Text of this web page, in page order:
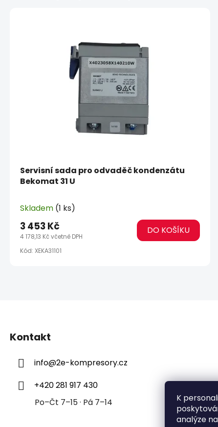
K
analýze
Servisní sada pro odvaděč kondenzátu
Bekomat 31 U
Skladem (1 ks)
4 178,13 Kč včetně DPH
3 453 Kč DO KOŠÍKU
Kód: XEKA31101
Kontakt
info@2e-kompresory.cz
+420 281 917 430
Po–Čt 7–15 · Pá 7–14